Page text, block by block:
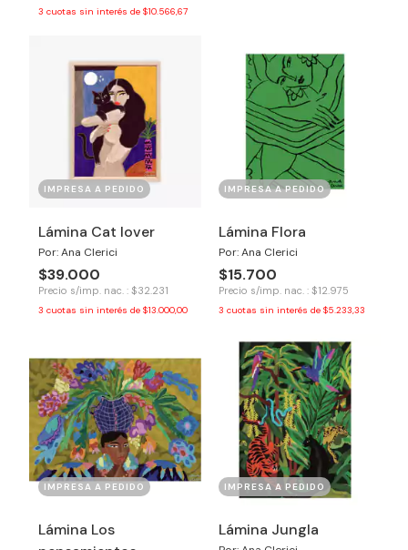
3 cuotas sin interés de $10.566,67
IMPRESA A PEDIDO
Lámina Cat lover
Por: Ana Clerici
$39.000
Precio s/imp. nac. : $32.231
3 cuotas sin interés de $13.000,00
IMPRESA A PEDIDO
Lámina Flora
Por: Ana Clerici
$15.700
Precio s/imp. nac. : $12.975
3 cuotas sin interés de $5.233,33
IMPRESA A PEDIDO
Lámina Los
IMPRESA A PEDIDO
Lámina Jungla